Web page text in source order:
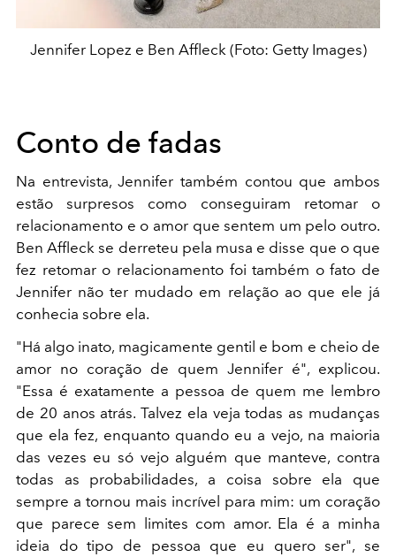
Jennifer Lopez e Ben Affleck (Foto: Getty Images)
Conto de fadas
Na entrevista, Jennifer também contou que ambos
estão surpresos como conseguiram retomar o
relacionamento e o amor que sentem um pelo outro.
Ben Affleck se derreteu pela musa e disse que o que
fez retomar o relacionamento foi também o fato de
Jennifer não ter mudado em relação ao que ele já
conhecia sobre ela.
"Há algo inato, magicamente gentil e bom e cheio de
amor no coração de quem Jennifer é", explicou.
"Essa é exatamente a pessoa de quem me lembro
de 20 anos atrás. Talvez ela veja todas as mudanças
que ela fez, enquanto quando eu a vejo, na maioria
das vezes eu só vejo alguém que manteve, contra
todas as probabilidades, a coisa sobre ela que
sempre a tornou mais incrível para mim: um coração
que parece sem limites com amor. Ela é a minha
ideia do tipo de pessoa que eu quero ser", se